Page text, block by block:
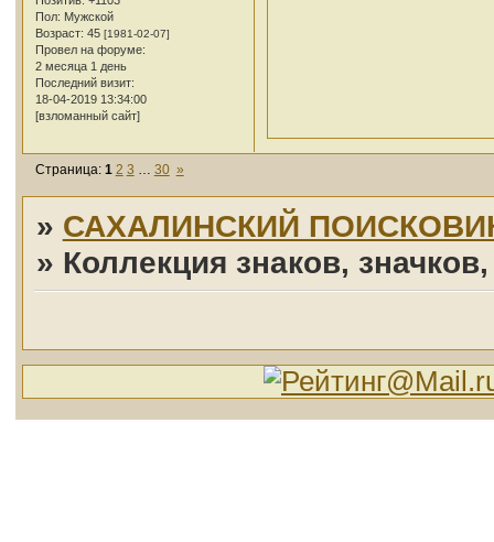
Пол: Мужской
Возраст: 45 [1981-02-07]
Провел на форуме:
2 месяца 1 день
Последний визит:
18-04-2019 13:34:00
[взломанный сайт]
Страница: 1 2 3 … 30 »
» САХАЛИНСКИЙ
» Коллекция знаков,